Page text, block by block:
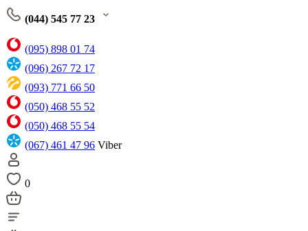
(044) 545 77 23
(095) 898 01 74
(096) 267 72 17
(093) 771 66 50
(050) 468 55 52
(050) 468 55 54
(067) 461 47 96 Viber
0